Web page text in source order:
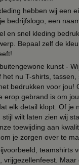
hebben wij een
bedrijfslogo, een
en snel kleding
Bepaal zelf de
kunst -
het nu T-shirts,
bedrukken voor jou!
erop gebrand is om
elk detail klopt. Of je
wilt laten zien wij
toewijding aan
je zorgen over te
teamshirts
vrijgezellenfeest.